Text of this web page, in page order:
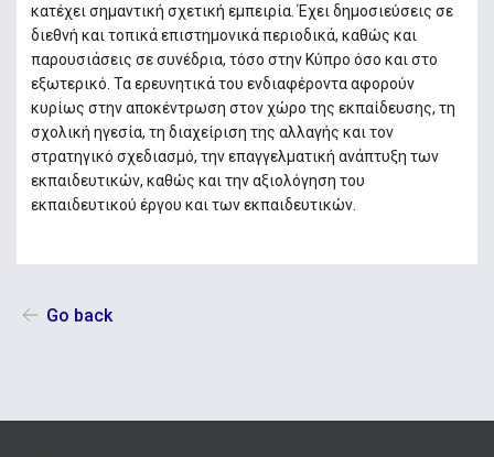
κατέχει σημαντική σχετική εμπειρία. Έχει δημοσιεύσεις σε
διεθνή και τοπικά επιστημονικά περιοδικά, καθώς και
παρουσιάσεις σε συνέδρια, τόσο στην Κύπρο όσο και στο
εξωτερικό. Τα ερευνητικά του ενδιαφέροντα αφορούν
κυρίως στην αποκέντρωση στον χώρο της εκπαίδευσης, τη
σχολική ηγεσία, τη διαχείριση της αλλαγής και τον
στρατηγικό σχεδιασμό, την επαγγελματική ανάπτυξη των
εκπαιδευτικών, καθώς και την αξιολόγηση του
εκπαιδευτικού έργου και των εκπαιδευτικών.
Go back